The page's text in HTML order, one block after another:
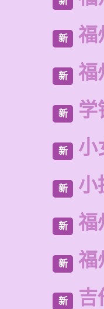
新 福
新 福
新 学
新 小
新 小
新 福
新 福
新 吉